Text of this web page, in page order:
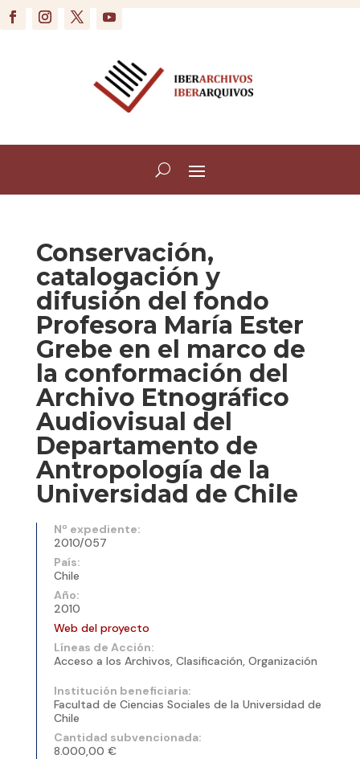
Conservación,
catalogación y
difusión del fondo
Profesora María Ester
Grebe en el marco de
la conformación del
Archivo Etnográfico
Audiovisual del
Departamento de
Antropología de la
Universidad de Chile
Nº expediente:
2010/057
País:
Chile
Año:
2010
Web del proyecto
Líneas de Acción:
Acceso a los Archivos, Clasificación, Organización
Institución beneficiaria:
Facultad de Ciencias Sociales de la Universidad de
Chile
Cantidad subvencionada:
8.000,00 €